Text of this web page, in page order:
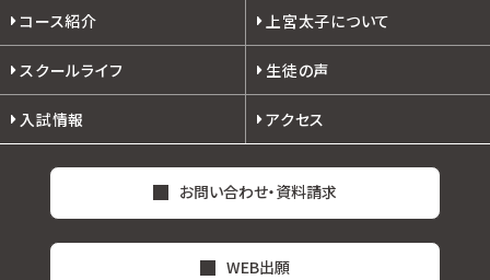
コース紹介 上宮太子について
スクールライフ 生徒の声
入試情報 アクセス
お問い合わせ・資料請求
WEB出願